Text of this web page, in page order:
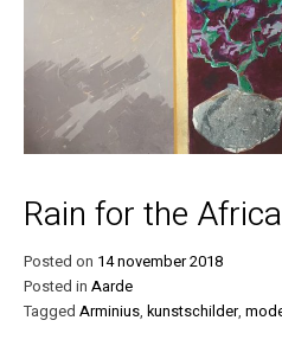
Rain for the
Posted on 14 november 2018
Posted in Aarde
Tagged Arminius, kunstschilder,